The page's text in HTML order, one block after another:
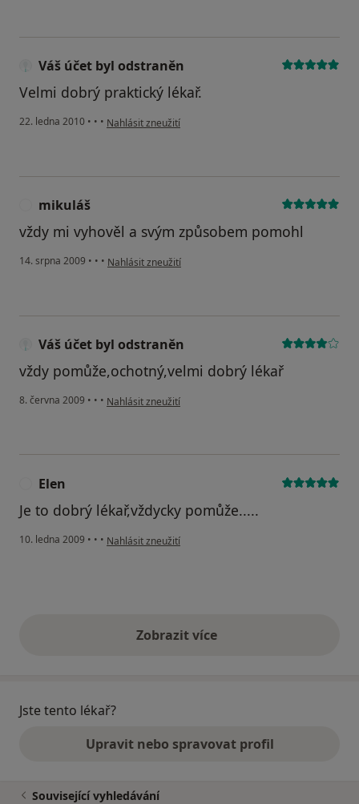
Váš účet byl odstraněn
Velmi dobrý praktický lékař.
22. ledna 2010 • • • podle názoru uživatele Váš účet byl odstraněn
Nahlásit zneužití
mikuláš
vždy mi vyhověl a svým způsobem pomohl
14. srpna 2009 • • • podle názoru uživatele mikuláš
Nahlásit zneužití
Váš účet byl odstraněn
vždy pomůže,ochotný,velmi dobrý lékař
8. června 2009 • • • podle názoru uživatele Váš účet byl odstraněn
Nahlásit zneužití
Elen
Je to dobrý lékař,vždycky pomůže.....
10. ledna 2009 • • • podle názoru uživatele Elen
Nahlásit zneužití
Zobrazit vícevýše uvedené názory
Jste tento lékař?
Upravit nebo spravovat profil
Související vyhledávání